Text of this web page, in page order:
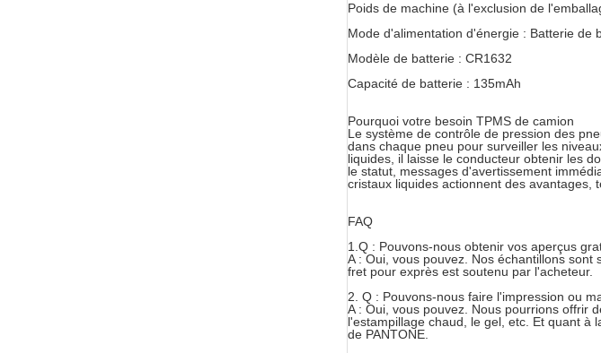
Poids de machine (à l'exclusion de
Mode d'alimentation d'énergie : Batterie de
Modèle de batterie : CR1632
Capacité de batterie : 135mAh
Pourquoi votre besoin TPMS de camion
Le système de contrôle de pression des
dans chaque pneu pour surveiller les
liquides, il laisse le conducteur obtenir les
le statut, messages d'avertissement
cristaux liquides actionnent des avantages,
FAQ
1.Q : Pouvons-nous obtenir vos aperçus
A : Oui, vous pouvez. Nos échantillons
fret pour exprès est soutenu par l'acheteur.
2. Q : Pouvons-nous faire l'impression ou
A : Oui, vous pouvez. Nous pourrions offrir
l'estampillage chaud, le gel, etc. Et quant à
de PANTONE.